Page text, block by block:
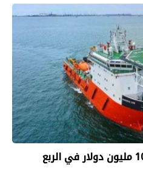
خسائر ماريديف تتراجع 10.7 مليون دولار في الربع